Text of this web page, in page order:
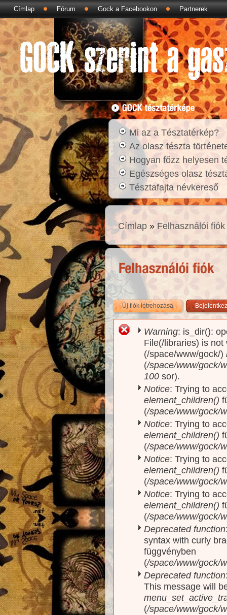
Címlap Fórum Gock a Facebookon Partnerek
Mi az a Tésztatérkép?
Az olasz tészta
Hogyan főzz helyesen
Egészséges olasz
Tésztafajta névkereső
Címlap » Felhasználói fiók
Új fiók létrehozása(aktív fül)
Hibaüzenet
Warning: is_dir():
File(/libraries) is
(/space/www/gock/)
(/space/www/gock/
100 sor).
Notice: Trying to
element_children()
(/space/www/gock/
Notice: Trying to
element_children()
(/space/www/gock/
Notice: Trying to
element_children()
(/space/www/gock/
Notice: Trying to
element_children()
(/space/www/gock/
Deprecated function
syntax with curly
függvényben
(/space/www/gock/
Deprecated function
This message will
(/space/www/gock/